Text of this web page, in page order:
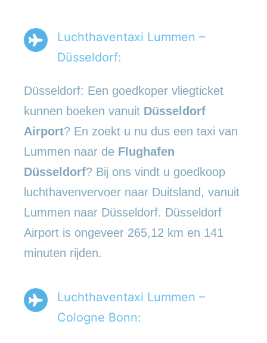
Luchthaventaxi Lummen –
Düsseldorf:
Düsseldorf: Een goedkoper vliegticket
kunnen boeken vanuit Düsseldorf
Airport? En zoekt u nu dus een taxi van
Lummen naar de Flughafen
Düsseldorf? Bij ons vindt u goedkoop
luchthavenvervoer naar Duitsland, vanuit
Lummen naar Düsseldorf. Düsseldorf
Airport is ongeveer 265,12 km en 141
minuten rijden.
Luchthaventaxi Lummen –
Cologne Bonn: